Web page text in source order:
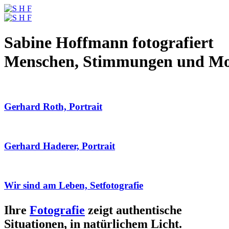
Sabine Hoffmann fotografiert
Menschen, Stimmungen und
Gerhard Roth, Portrait
Gerhard Haderer, Portrait
Wir sind am Leben, Setfotografie
Ihre Fotografie zeigt authentische
Situationen, in natürlichem Licht.